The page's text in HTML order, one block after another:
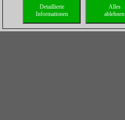
Alles
ablehnen
Detaillierte
Informationen